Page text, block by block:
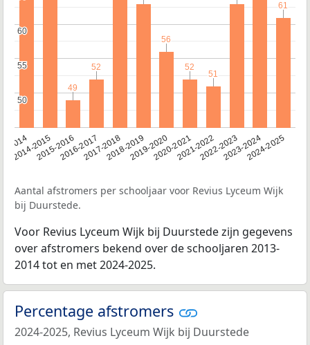
2014
2014-20152015-20162016-20172017-20182018-20192019-20202020-20212021-20222022-20232023-20242024-2025
50
50
55
55
60
60
49
49
52
52
56
56
52
52
51
51
61
61
Aantal afstromers per schooljaar voor Revius Lyceum Wijk
bij Duurstede.
Voor Revius Lyceum Wijk bij Duurstede zijn gegevens
over afstromers bekend over de schooljaren 2013-
2014 tot en met 2024-2025.
Percentage afstromers
2024-2025, Revius Lyceum Wijk bij Duurstede